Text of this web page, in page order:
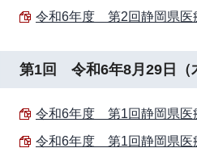
令和6年度 第2回静岡県医
第1回 令和6年8月29日（
令和6年度 第1回静岡県医
令和6年度 第1回静岡県医